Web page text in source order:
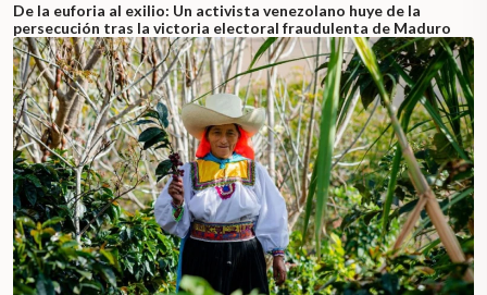
De la euforia al exilio: Un activista venezolano huye de la
persecución tras la victoria electoral fraudulenta de Maduro